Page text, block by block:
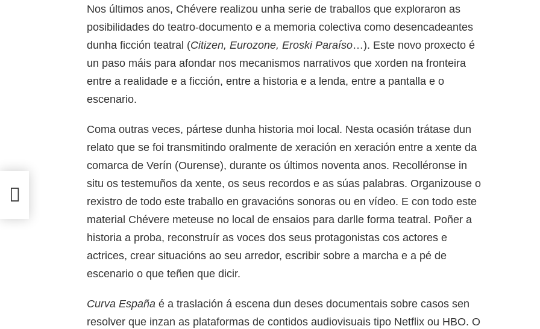
Nos últimos anos, Chévere realizou unha serie de traballos que exploraron as
posibilidades do teatro-documento e a memoria colectiva como desencadeantes
dunha ficción teatral (Citizen, Eurozone, Eroski Paraíso…). Este novo proxecto é
un paso máis para afondar nos mecanismos narrativos que xorden na fronteira
entre a realidade e a ficción, entre a historia e a lenda, entre a pantalla e o
escenario.
Coma outras veces, pártese dunha historia moi local. Nesta ocasión trátase dun
relato que se foi transmitindo oralmente de xeración en xeración entre a xente da
comarca de Verín (Ourense), durante os últimos noventa anos. Recolléronse in
situ os testemuños da xente, os seus recordos e as súas palabras. Organizouse o
rexistro de todo este traballo en gravacións sonoras ou en vídeo. E con todo este
material Chévere meteuse no local de ensaios para darlle forma teatral. Poñer a
historia a proba, reconstruír as voces dos seus protagonistas cos actores e
actrices, crear situacións ao seu arredor, escribir sobre a marcha e a pé de
escenario o que teñen que dicir.
Curva España é a traslación á escena dun deses documentais sobre casos sen
resolver que inzan as plataformas de contidos audiovisuais tipo Netflix ou HBO. O